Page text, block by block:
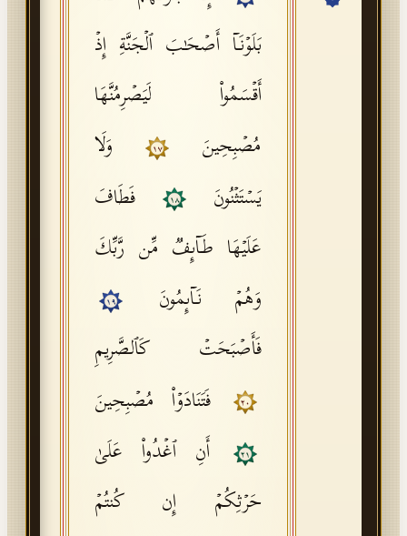
Tajweed Guide
Font Edition Tester
بَلَوۡنَاۤ أَصۡحَـٰبَ ٱلۡجَنَّةِ إِذۡ
أَقۡسَمُوا۟ لَیَصۡرِمُنَّهَا
مُصۡبِحِینَ
١٧
وَلَا
یَسۡتَثۡنُونَ
١٨
فَطَافَ
عَلَیۡهَا طَاۤىِٕفࣱ مِّن رَّبِّكَ
وَهُمۡ نَاۤىِٕمُونَ
١٩
فَأَصۡبَحَتۡ كَٱلصَّرِیمِ
٢٠ فَتَنَادَوۡا۟ مُصۡبِحِینَ
٢١
أَنِ ٱغۡدُوا۟ عَلَىٰ
حَرۡثِكُمۡ إِن كُنتُمۡ